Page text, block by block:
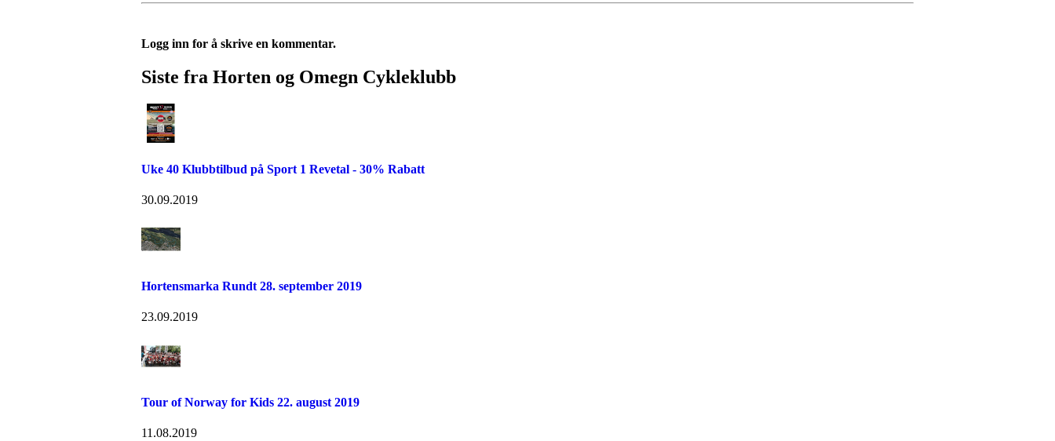
Logg inn for å skrive en kommentar.
Siste fra Horten og Omegn Cykleklubb
Uke 40 Klubbtilbud på Sport 1 Revetal - 30% Rabatt
30.09.2019
Hortensmarka Rundt 28. september 2019
23.09.2019
Tour of Norway for Kids 22. august 2019
11.08.2019